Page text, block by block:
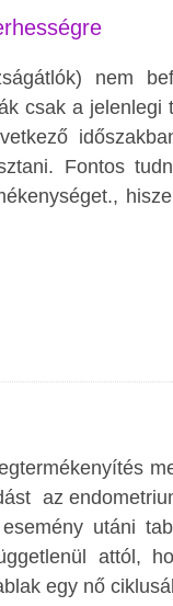
nem
csak a jelenlegi
Fontos
az
utáni
attól,
egy nő